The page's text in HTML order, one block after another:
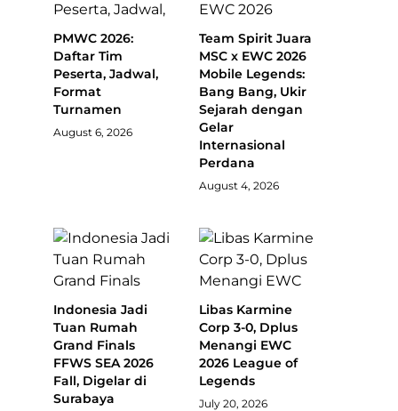
PMWC 2026:
Daftar Tim
Peserta, Jadwal,
Format
Turnamen
August 6, 2026
Team Spirit Juara
MSC x EWC 2026
Mobile Legends:
Bang Bang, Ukir
Sejarah dengan
Gelar
Internasional
Perdana
August 4, 2026
Indonesia Jadi
Tuan Rumah
Grand Finals
FFWS SEA 2026
Fall, Digelar di
Surabaya
Libas Karmine
Corp 3-0, Dplus
Menangi EWC
2026 League of
Legends
July 20, 2026